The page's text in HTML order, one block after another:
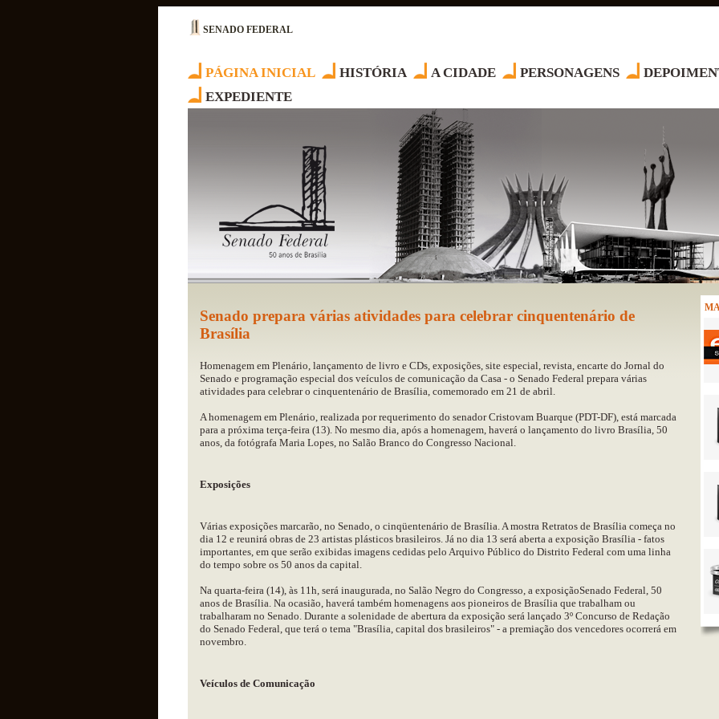
SENADO FEDERAL
PÁGINA INICIAL HISTÓRIA A CIDADE PERSONAGENS
EXPEDIENTE
Senado prepara várias atividades para celebrar cinquentenário de
Brasília
Homenagem em Plenário, lançamento de livro e CDs, exposições, site especial, revista, encarte do Jornal do
Senado e programação especial dos veículos de comunicação da Casa - o Senado Federal prepara várias
atividades para celebrar o cinquentenário de Brasília, comemorado em 21 de abril.
A homenagem em Plenário, realizada por requerimento do senador Cristovam Buarque (PDT-DF), está marcada
para a próxima terça-feira (13). No mesmo dia, após a homenagem, haverá o lançamento do livro Brasília, 50
anos, da fotógrafa Maria Lopes, no Salão Branco do Congresso Nacional.
Exposições
Várias exposições marcarão, no Senado, o cinqüentenário de Brasília. A mostra Retratos de Brasília começa no
dia 12 e reunirá obras de 23 artistas plásticos brasileiros. Já no dia 13 será aberta a exposição Brasília - fatos
importantes, em que serão exibidas imagens cedidas pelo Arquivo Público do Distrito Federal com uma linha
do tempo sobre os 50 anos da capital.
Na quarta-feira (14), às 11h, será inaugurada, no Salão Negro do Congresso, a exposiçãoSenado Federal, 50
anos de Brasília. Na ocasião, haverá também homenagens aos pioneiros de Brasília que trabalham ou
trabalharam no Senado. Durante a solenidade de abertura da exposição será lançado 3º Concurso de Redação
do Senado Federal, que terá o tema "Brasília, capital dos brasileiros" - a premiação dos vencedores ocorrerá em
novembro.
Veículos de Comunicação